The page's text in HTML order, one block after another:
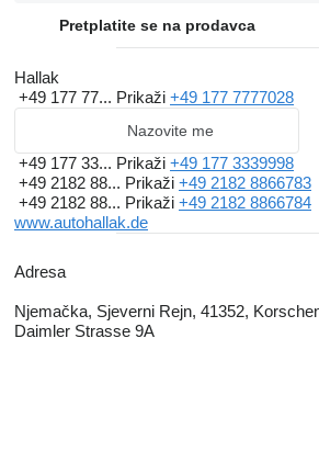
Pretplatite se na prodavca
Hallak
+49 177 77... Prikaži +49 177 7777028
Nazovite me
+49 177 33... Prikaži +49 177 3339998
+49 2182 88... Prikaži +49 2182 8866783
+49 2182 88... Prikaži +49 2182 8866784
www.autohallak.de
Adresa
Njemačka, Sjeverni Rejn, 41352,
Daimler Strasse 9A